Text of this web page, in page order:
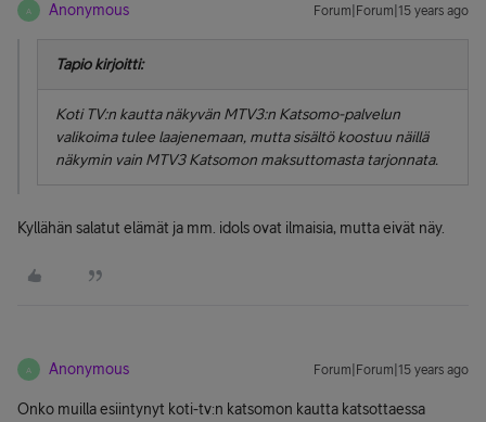
A Anonymous Forum|Forum|15 years ago
Tapio kirjoitti:
Koti TV:n kautta näkyvän MTV3:n Katsomo-palvelun
valikoima tulee laajenemaan, mutta sisältö koostuu näillä
näkymin vain MTV3 Katsomon maksuttomasta tarjonnata.
Kyllähän salatut elämät ja mm. idols ovat ilmaisia, mutta eivät näy.
A Anonymous Forum|Forum|15 years ago
Onko muilla esiintynyt koti-tv:n katsomon kautta katsottaessa